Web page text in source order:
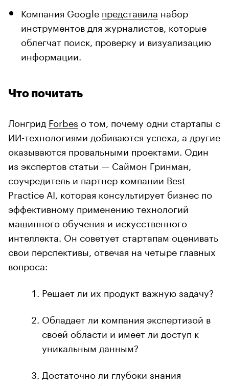
Компания Google представила набор
инструментов для журналистов, которые
облегчат поиск, проверку и визуализацию
информации.
Что почитать
Лонгрид Forbes о том, почему одни стартапы с
ИИ-технологиями добиваются успеха, а другие
оказываются провальными проектами. Один
из экспертов статьи — Саймон Гринман,
соучредитель и партнер компании Best
Practice AI, которая консультирует бизнес по
эффективному применению технологий
машинного обучения и искусственного
интеллекта. Он советует стартапам оценивать
свои перспективы, отвечая на четыре главных
вопроса:
Решает ли их продукт важную задачу?
Обладает ли компания экспертизой в
своей области и имеет ли доступ к
уникальным данным?
Достаточно ли глубоки знания